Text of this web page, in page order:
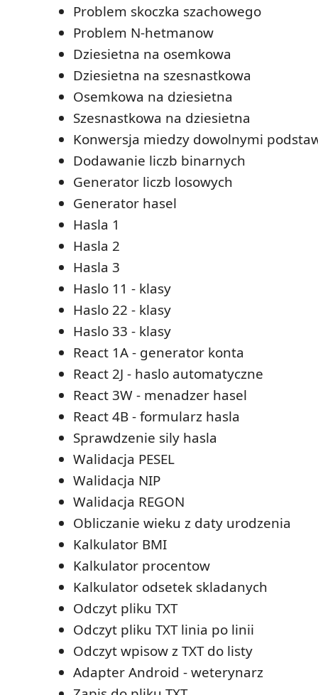
Problem skoczka szachowego
Problem N-hetmanow
Dziesietna na osemkowa
Dziesietna na szesnastkowa
Osemkowa na dziesietna
Szesnastkowa na dziesietna
Konwersja miedzy dowolnymi
Dodawanie liczb binarnych
Generator liczb losowych
Generator hasel
Hasla 1
Hasla 2
Hasla 3
Haslo 11 - klasy
Haslo 22 - klasy
Haslo 33 - klasy
React 1A - generator konta
React 2J - haslo automatyczne
React 3W - menadzer hasel
React 4B - formularz hasla
Sprawdzenie sily hasla
Walidacja PESEL
Walidacja NIP
Walidacja REGON
Obliczanie wieku z daty urodzenia
Kalkulator BMI
Kalkulator procentow
Kalkulator odsetek skladanych
Odczyt pliku TXT
Odczyt pliku TXT linia po linii
Odczyt wpisow z TXT do listy
Adapter Android - weterynarz